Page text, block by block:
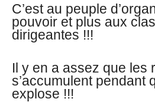
C’est au peuple
pouvoir et plus aux
dirigeantes !!!
Il y en a assez que les
s’accumulent pendant
explose !!!